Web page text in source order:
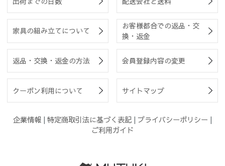
家具の組み立てについて
お客様都合での返品・交
換・返金
返品・交換・返金の方法 会員登録内容の変更
クーポン利用について サイトマップ
企業情報 | 特定商取引法に基づく表記 | プライバシーポリシー |
ご利用ガイド